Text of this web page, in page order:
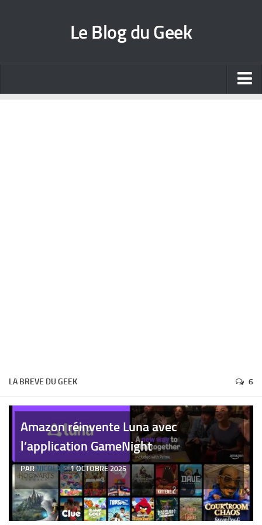
Le Blog du Geek
LA BREVE DU GEEK 6
Amazon réinvente Luna avec
l’application GameNight
PAR NICOLAS· 1 OCTOBRE 2025